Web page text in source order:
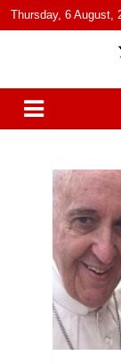
content
Thursday, 6 August,
हिंदी में समाचार,
India: News, Views,
और पॉडकास्ट